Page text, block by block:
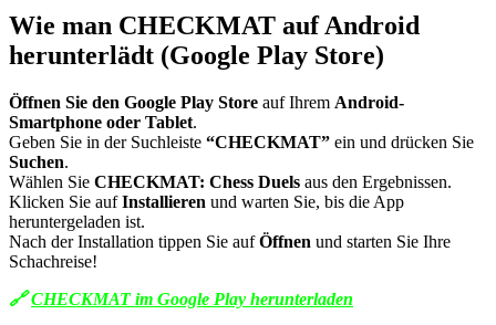
Wie man CHECKMAT auf Android
herunterlädt (Google Play Store)
Öffnen Sie den Google Play Store auf Ihrem Android-
Smartphone oder Tablet.
Geben Sie in der Suchleiste “CHECKMAT” ein und drücken Sie
Suchen.
Wählen Sie CHECKMAT: Chess Duels aus den Ergebnissen.
Klicken Sie aufInstallieren und warten Sie, bis die App
heruntergeladen ist.
Nach der Installation tippen Sie aufÖffnen und starten Sie Ihre
Schachreise!
🔗CHECKMAT im Google Play herunterladen